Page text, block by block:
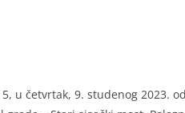
u četvrtak, 9. studenog 2023.